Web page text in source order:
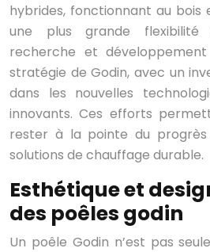
hybrides, fonctionnant au
une plus grande flexibilité
recherche et
stratégie de Godin, avec un
dans les nouvelles
innovants. Ces efforts
rester à la pointe du
solutions de chauffage durable.
Esthétique et
des poêles godin
Un poêle Godin n’est pas